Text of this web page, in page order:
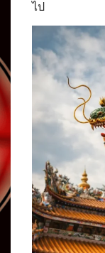
ไป